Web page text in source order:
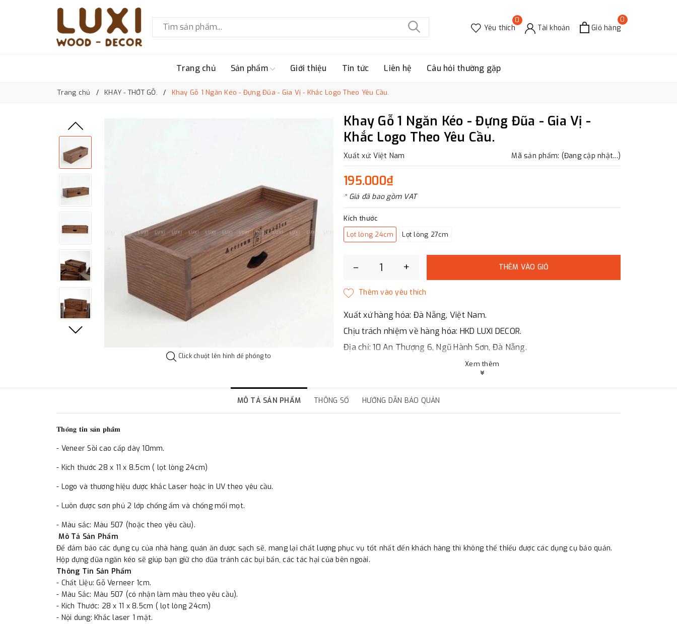
0
Yêu thích Tài khoản
0
Giỏ hàng
Trang chủ Sản phẩm Giới thiệu Tin tức Liên hệ Câu hỏi thường gặp
Trang chủ KHAY - THỚT GỖ. Khay Gỗ 1 Ngăn Kéo - Đựng Đũa - Gia Vị - Khắc Logo Theo Yêu Cầu.
Click chuột lên hình để phóng to
Khay Gỗ 1 Ngăn Kéo - Đựng Đũa - Gia Vị -
Khắc Logo Theo Yêu Cầu.
Xuất xứ: Việt Nam Mã sản phẩm: (Đang cập nhật...)
195.000₫
* Giá đã bao gồm VAT
Kích thước
Lọt lòng 24cm
Lọt lòng 27cm
– + THÊM VÀO GIỎ
Xuất xứ hàng hóa: Đà Nẵng, Việt Nam.
Chịu trách nhiệm về hàng hóa: HKD LUXI DECOR.
Địa chỉ: 10 An Thượng 6, Ngũ Hành Sơn, Đà Nẵng.
✔
Đáp ứng đầy đủ giấy tờ báo giá, hợp đồng.
✔Xuất hóa đơn GTGT cho công ty.
Xem thêm
MÔ TẢ SẢN PHẨM THÔNG SỐ HƯỚNG DẪN BẢO QUẢN
𝐓𝐡𝐨̂𝐧𝐠 𝐭𝐢𝐧 𝐬𝐚̉𝐧 𝐩𝐡𝐚̂̉𝐦
- Veneer Sồi cao cấp dày 10mm.
- Kích thước 28 x 11 x 8.5cm ( lọt lòng 24cm)
- Logo và thương hiệu được khắc Laser hoặc in UV theo yêu cầu.
- Luôn được sơn phủ 2 lớp chống ẩm và chống mối mọt.
- Màu sắc: Màu 507 (hoặc theo yêu cầu).
Mô Tả Sản Phẩm
Để đảm bảo các dụng cụ của nhà hàng, quán ăn được sạch sẽ, mang lại chất lượng phục vụ tốt nhất đến khách hàng thì không thể thiếu được các dụng cụ bảo quản.
Hộp đựng đũa ngăn kéo sẽ giúp bạn giữ cho đũa tránh các bụi bẩn, các tác hại của bên ngoài.
Thông Tin Sản Phẩm
- Chất Liệu: Gỗ Verneer 1cm.
- Màu Sắc: Màu 507 (có nhận làm màu theo yêu cầu).
- Kích Thước: 28 x 11 x 8.5cm ( lọt lòng 24cm)
- Nội dung: Khắc laser 1 mặt.